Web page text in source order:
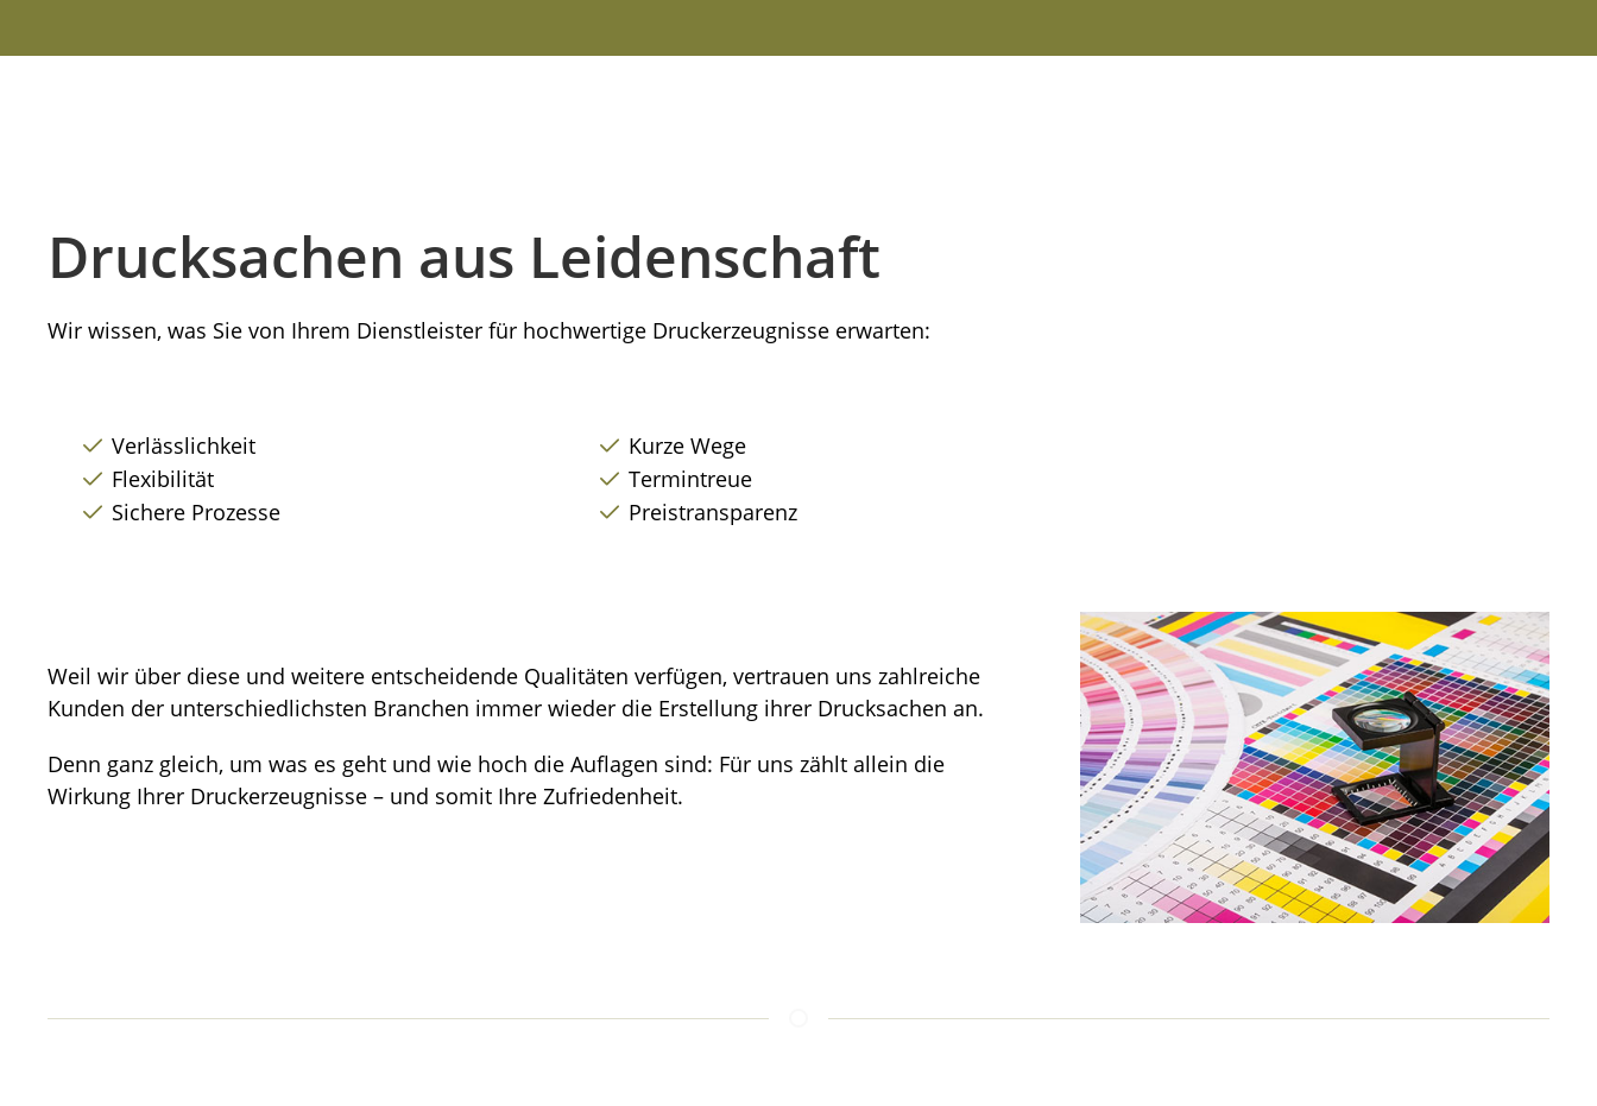
Drucksachen aus Leidenschaft
Wir wissen, was Sie von Ihrem Dienstleister für hochwertige Druckerzeugnisse erwarten:
Verlässlichkeit
Flexibilität
Sichere Prozesse
Kurze Wege
Termintreue
Preistransparenz
Weil wir über diese und weitere entscheidende Qualitäten verfügen, vertrauen uns zahlreiche
Kunden der unterschiedlichsten Branchen immer wieder die Erstellung ihrer Drucksachen an.
Denn ganz gleich, um was es geht und wie hoch die Auflagen sind: Für uns zählt allein die
Wirkung Ihrer Druckerzeugnisse – und somit Ihre Zufriedenheit.